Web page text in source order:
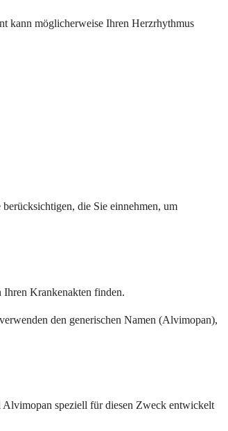
kann möglicherweise Ihren Herzrhythmus
die Sie einnehmen, um
Ihren Krankenakten finden.
den generischen Namen (Alvimopan),
Alvimopan speziell für diesen Zweck entwickelt